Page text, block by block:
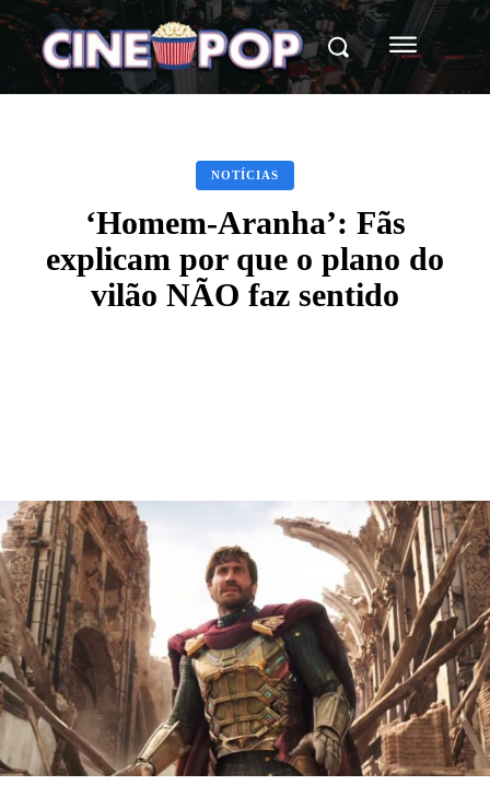
NOTÍCIAS
‘Homem-Aranha’: Fãs
explicam por que o plano do
vilão NÃO faz sentido